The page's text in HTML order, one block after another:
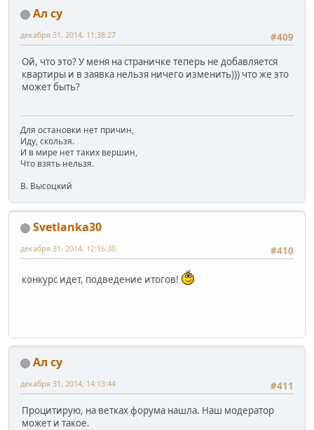
Ал су
#409
декабря 31, 2014, 11:38:27
Ой, что это? У меня на страничке теперь не добавляется
квартиры и в заявка нельзя ничего изменить))) что же это
может быть?
Для остановки нет причин,
Иду, скользя.
И в мире нет таких вершин,
Что взять нельзя.
В. Высоцкий
Svetlanka30
#410
декабря 31, 2014, 12:16:30
конкурс идет, подведение итогов!
Ал су
#411
декабря 31, 2014, 14:13:44
Процитирую, на ветках форума нашла. Наш модератор
может и такое.